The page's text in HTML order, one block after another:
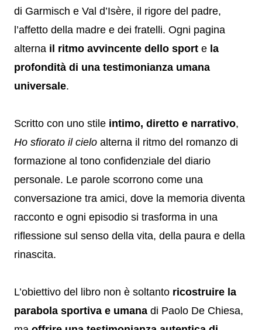
di Garmisch e Val d’Isère, il rigore del padre,
l’affetto della madre e dei fratelli. Ogni pagina
alterna il ritmo avvincente dello sport e la
profondità di una testimonianza umana
universale.
Scritto con uno stile intimo, diretto e narrativo,
Ho sfiorato il cielo alterna il ritmo del romanzo di
formazione al tono confidenziale del diario
personale. Le parole scorrono come una
conversazione tra amici, dove la memoria diventa
racconto e ogni episodio si trasforma in una
riflessione sul senso della vita, della paura e della
rinascita.
L’obiettivo del libro non è soltanto ricostruire la
parabola sportiva e umana di Paolo De Chiesa,